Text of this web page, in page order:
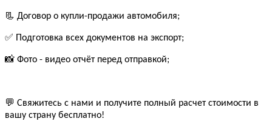
📃 Договор о купли-продажи автомобиля;
✅ Подготовка всех документов на экспорт;
📸 Фото - видео отчёт перед отправкой;
💬 Свяжитесь с нами и получите полный расчет стоимости в
вашу страну бесплатно!